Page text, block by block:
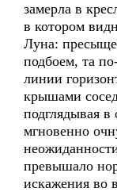
замерла в
в котором
Луна:
подбоем, та
линии
крышами
подглядывая
мгновенно
превышало
искажения во